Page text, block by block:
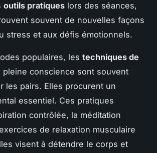
outils pratiques lors des séances,
souvent de nouvelles façons
stress et aux défis émotionnels.
populaires, les techniques de
pleine conscience sont souvent
les pairs. Elles procurent un
essentiel. Ces pratiques
contrôlée, la méditation
de relaxation musculaire
visent à détendre le corps et